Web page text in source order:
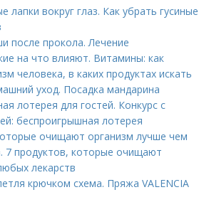
лапки вокруг глаз. Как убрать гусиные
после прокола. Лечение
на что влияют. Витамины: как
человека, в каких продуктах искать
уход. Посадка мандарина
лотерея для гостей. Конкурс с
беспроигрышная лотерея
очищают организм лучше чем
7 продуктов, которые очищают
лекарств
крючком схема. Пряжа VALENCIA